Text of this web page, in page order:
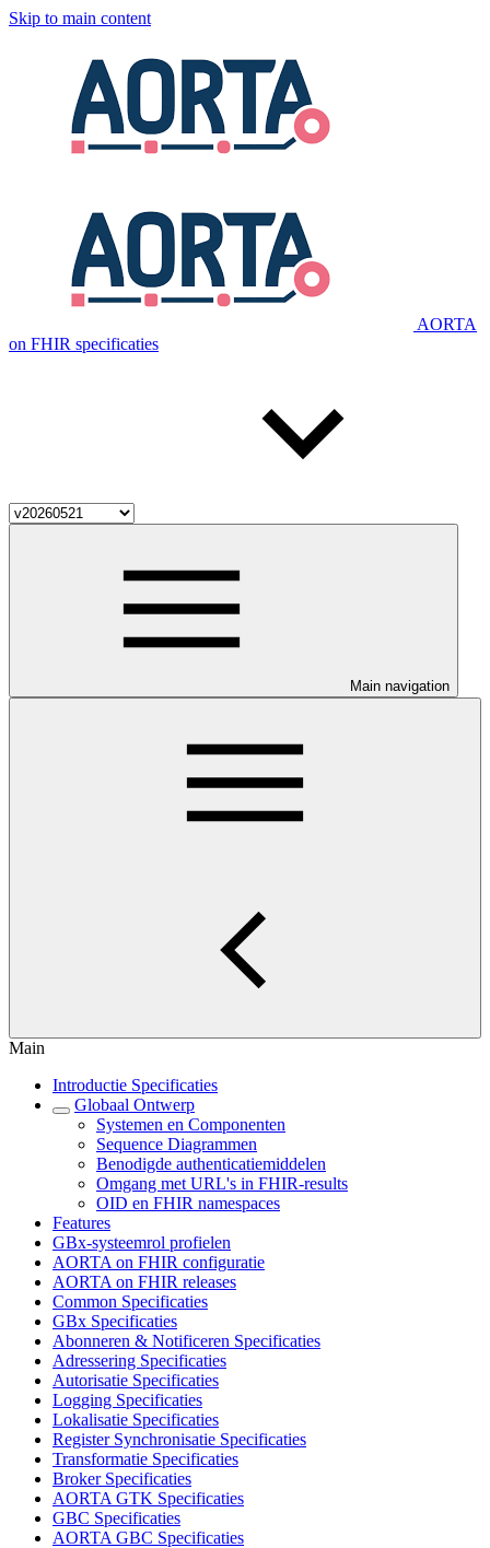
Skip to main content
AORTA
on FHIR specificaties
Main navigation
Main
Introductie Specificaties
Globaal Ontwerp
Systemen en Componenten
Sequence Diagrammen
Benodigde authenticatiemiddelen
Omgang met URL's in FHIR-results
OID en FHIR namespaces
Features
GBx-systeemrol profielen
AORTA on FHIR configuratie
AORTA on FHIR releases
Common Specificaties
GBx Specificaties
Abonneren & Notificeren Specificaties
Adressering Specificaties
Autorisatie Specificaties
Logging Specificaties
Lokalisatie Specificaties
Register Synchronisatie Specificaties
Transformatie Specificaties
Broker Specificaties
AORTA GTK Specificaties
GBC Specificaties
AORTA GBC Specificaties